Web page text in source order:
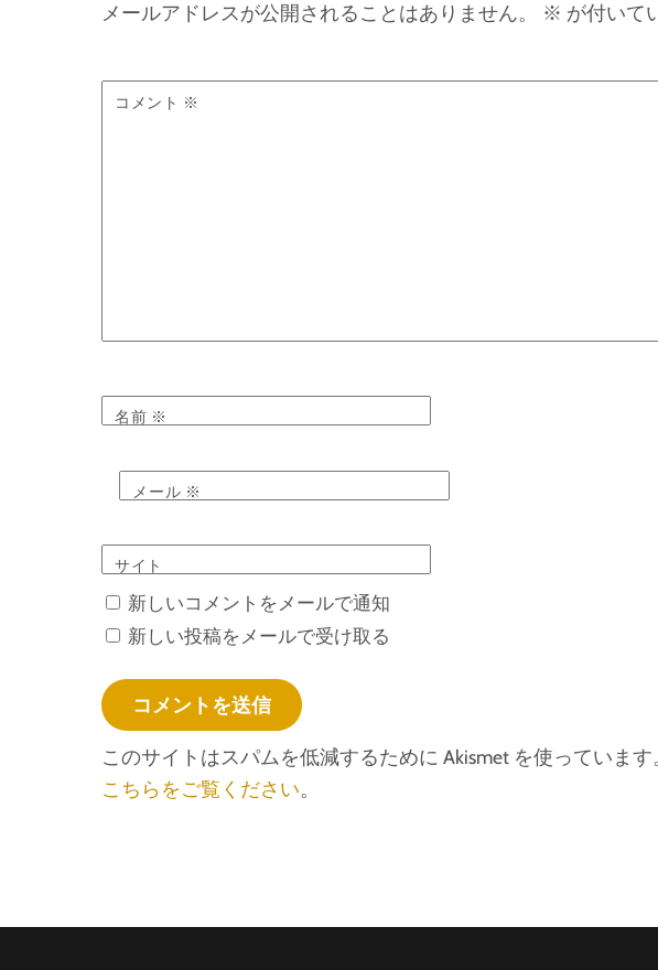
メールアドレスが公開されることはありません。 ※ が付いて
コメント ※
名前 ※
メール ※
サイト
新しいコメントをメールで通知
新しい投稿をメールで受け取る
このサイトはスパムを低減するために Akismet を使っています
こちらをご覧ください。